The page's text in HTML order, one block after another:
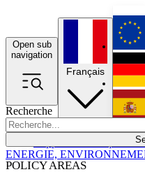
Open sub
navigation
Recherche
POLICY AREAS
Français
ENERGIE,